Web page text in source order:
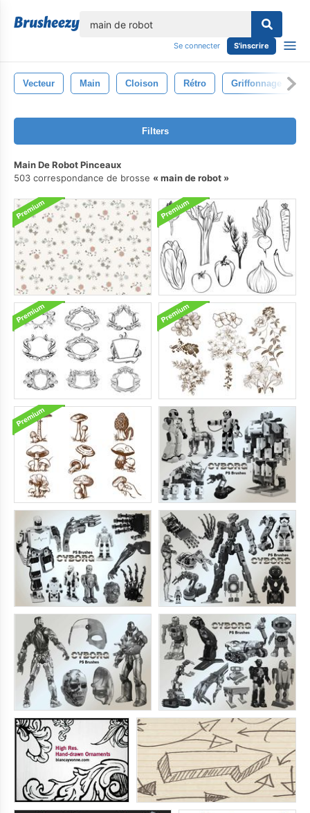
Se connecter S'inscrire
Vecteur Main Cloison Rétro Griffonnage
Filters
Main De Robot Pinceaux
503 correspondance de brosse
main de robot